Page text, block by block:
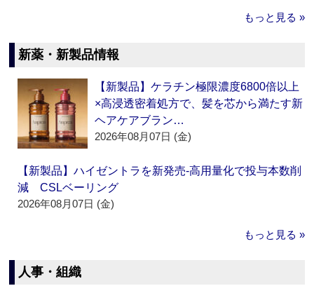
もっと見る »
新薬・新製品情報
【新製品】ケラチン極限濃度6800倍以上
×高浸透密着処方で、髪を芯から満たす新
ヘアケアブラン…
2026年08月07日 (金)
【新製品】ハイゼントラを新発売‐高用量化で投与本数削
減 CSLベーリング
2026年08月07日 (金)
もっと見る »
人事・組織